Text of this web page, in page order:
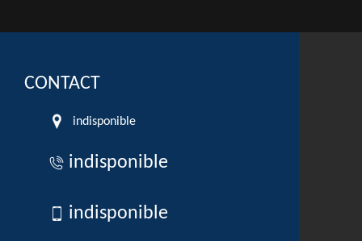
CONTACT
indisponible
indisponible
indisponible